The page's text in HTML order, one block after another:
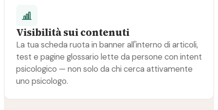
Visibilità sui contenuti
La tua scheda ruota in banner all'interno di articoli,
test e pagine glossario lette da persone con intent
psicologico — non solo da chi cerca attivamente
uno psicologo.